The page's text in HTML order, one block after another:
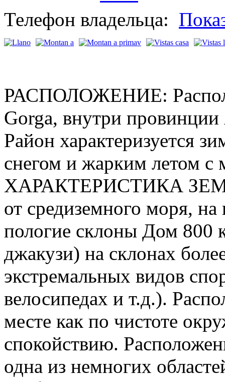
Телефон владельца:
РАСПОЛОЖЕНИЕ:
Gorga, внутри
Район характеризуется
снегом и жарким летом с
ХАРАКТЕРИСТИКА
от средиземного моря,
пологие склоны Дом 800
джакузи) на склонах
экстремальных видов
велосипедах и т.д.).
месте как по чистоте
спокойствию.
одна из немногих